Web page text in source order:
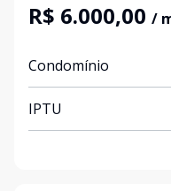
R$ 6.000,00 /
Condomínio
IPTU